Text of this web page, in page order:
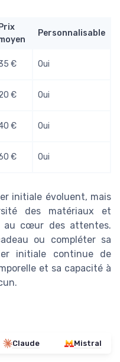
Prix
Personnalisable
€ Oui
€ Oui
€ Oui
€ Oui
initiale évoluent, mais
des matériaux et
au cœur des attentes.
ou compléter sa
initiale continue de
et sa capacité à
Claude Mistral